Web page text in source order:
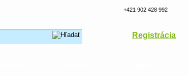
+421 902 428 992
Registrácia